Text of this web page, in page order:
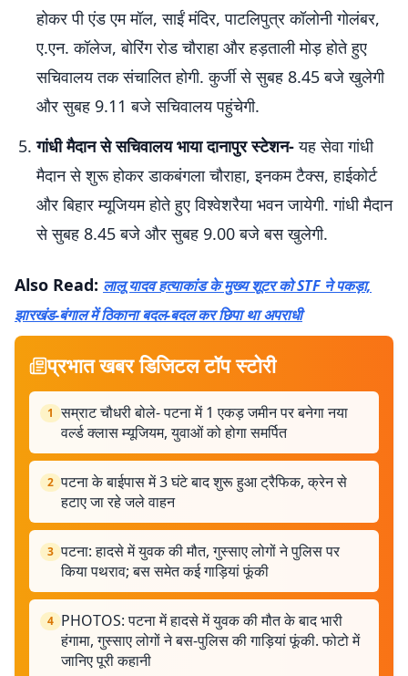
होकर पी एंड एम मॉल, साईं मंदिर, पाटलिपुत्र कॉलोनी गोलंबर,
ए.एन. कॉलेज, बोरिंग रोड चौराहा और हड़ताली मोड़ होते हुए
सचिवालय तक संचालित होगी. कुर्जी से सुबह 8.45 बजे खुलेगी
और सुबह 9.11 बजे सचिवालय पहुंचेगी.
गांधी मैदान से सचिवालय भाया दानापुर स्टेशन-यह सेवा गांधी
मैदान से शुरू होकर डाकबंगला चौराहा, इनकम टैक्स, हाईकोर्ट
और बिहार म्यूजियम होते हुए विश्वेशरैया भवन जायेगी. गांधी मैदान
से सुबह 8.45 बजे और सुबह 9.00 बजे बस खुलेगी.
Also Read: लालू यादव हत्याकांड के मुख्य शूटर को STF ने पकड़ा,
झारखंड-बंगाल में ठिकाना बदल-बदल कर छिपा था अपराधी
प्रभात खबर डिजिटल टॉप स्टोरी
1 सम्राट चौधरी बोले- पटना में 1 एकड़ जमीन पर बनेगा नया
वर्ल्ड क्लास म्यूजियम, युवाओं को होगा समर्पित
2 पटना के बाईपास में 3 घंटे बाद शुरू हुआ ट्रैफिक, क्रेन से
हटाए जा रहे जले वाहन
3 पटना: हादसे में युवक की मौत, गुस्साए लोगों ने पुलिस पर
किया पथराव; बस समेत कई गाड़ियां फूंकी
4 PHOTOS: पटना में हादसे में युवक की मौत के बाद भारी
हंगामा, गुस्साए लोगों ने बस-पुलिस की गाड़ियां फूंकी. फोटो में
जानिए पूरी कहानी